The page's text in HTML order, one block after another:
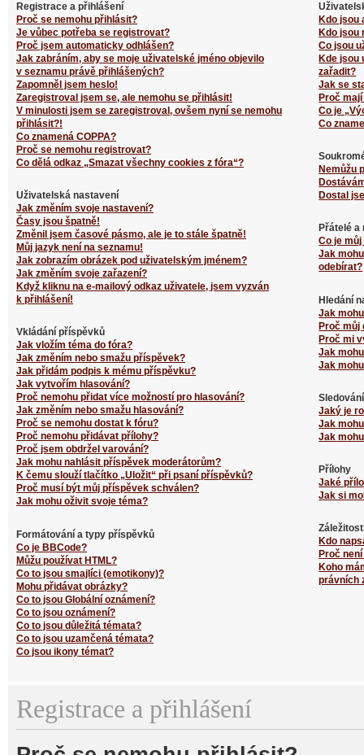
Registrace a přihlášení
Proč se nemohu přihlásit?
Je vůbec potřeba se registrovat?
Proč jsem automaticky odhlášen?
Jak zabráním, aby se moje uživatelské jméno objevilo
v seznamu právě přihlášených?
Zapomněl jsem heslo!
Zaregistroval jsem se, ale nemohu se přihlásit!
V minulosti jsem se zaregistroval, ovšem nyní se nemohu
přihlásit?!
Co znamená COPPA?
Proč se nemohu registrovat?
Co dělá odkaz „Smazat všechny cookies z fóra“?
Uživatelská nastavení
Jak změním svoje nastavení?
Časy jsou špatně!
Změnil jsem časové pásmo, ale je to stále špatně!
Můj jazyk není na seznamu!
Jak zobrazím obrázek pod uživatelským jménem?
Jak změním svoje zařazení?
Když kliknu na e-mailový odkaz uživatele, jsem vyzván
k přihlášení!
Vkládání příspěvků
Jak vložím téma do fóra?
Jak změním nebo smažu příspěvek?
Jak přidám podpis k mému příspěvku?
Jak vytvořím hlasování?
Proč nemohu přidat více možností pro hlasování?
Jak změním nebo smažu hlasování?
Proč se nemohu dostat k fóru?
Proč nemohu přidávat přílohy?
Proč jsem obdržel varování?
Jak mohu nahlásit příspěvek moderátorům?
K čemu slouží tlačítko „Uložit“ při psaní příspěvků?
Proč musí být můj příspěvek schválen?
Jak mohu oživit svoje téma?
Formátování a typy příspěvků
Co je BBCode?
Můžu používat HTML?
Co to jsou smajlíci (emotikony)?
Mohu přidávat obrázky?
Co to jsou Globální oznámení?
Co to jsou oznámení?
Co to jsou důležitá témata?
Co to jsou uzamčená témata?
Co jsou ikony témat?
Kdo jsou
Kdo jsou
Co jsou
Kde jsou
zařadit?
Jak se
Proč
Co je
Co
Nemůžu
Dostal
Přátelé a
Co je
Jak
odebírat?
Hledání
Jak
Proč můj
Proč mi
Jak
Jak
Jaký je
Jak
Jak
Přílohy
Jaké
Jak si
Kdo
Proč
Koho
právních
Registrace a přihlášení